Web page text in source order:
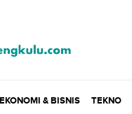
EKONOMI & BISNIS TEKNO